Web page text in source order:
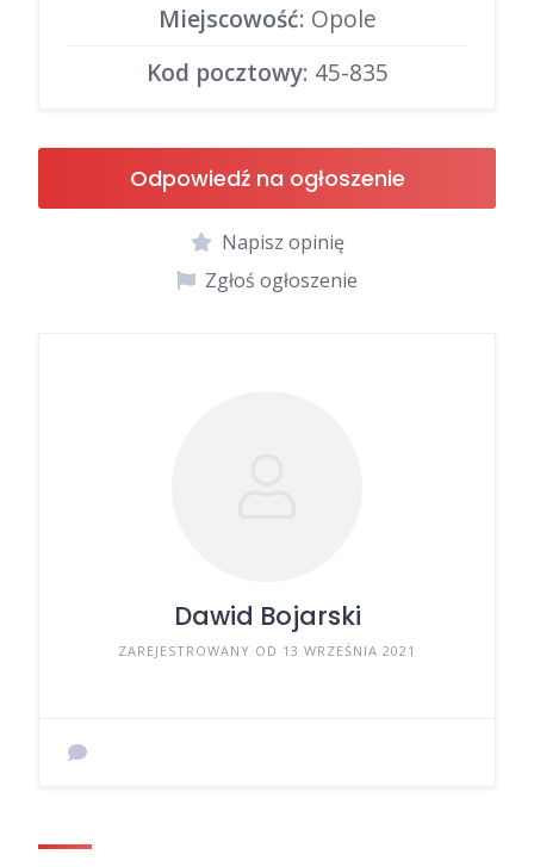
Miejscowość: Opole
Kod pocztowy: 45-835
Odpowiedź na ogłoszenie
Napisz opinię
Zgłoś ogłoszenie
Dawid Bojarski
ZAREJESTROWANY OD 13 WRZEŚNIA 2021